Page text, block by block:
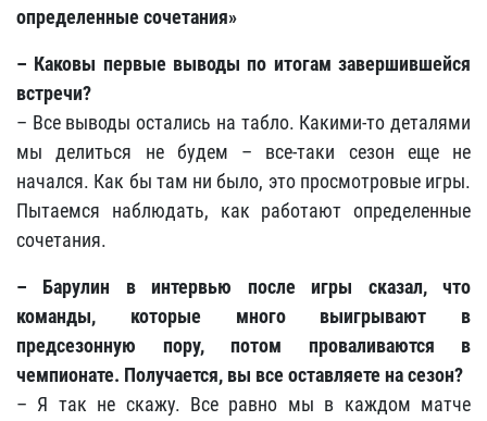
определенные сочетания»
– Каковы первые выводы по итогам завершившейся
встречи?
– Все выводы остались на табло. Какими-то деталями
мы делиться не будем – все-таки сезон еще не
начался. Как бы там ни было, это просмотровые игры.
Пытаемся наблюдать, как работают определенные
сочетания.
– Барулин в интервью после игры сказал, что
команды, которые много выигрывают в
предсезонную пору, потом проваливаются в
чемпионате. Получается, вы все оставляете на сезон?
– Я так не скажу. Все равно мы в каждом матче